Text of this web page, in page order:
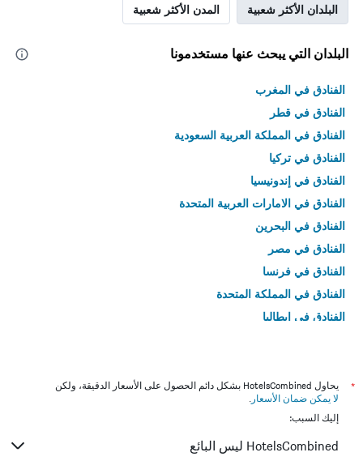
البلدان الأكثر شعبية المدن الأكثر شعبية
البلدان التي يبحث عنها مستخدمونا
الفنادق في المغرب
الفنادق في قطر
الفنادق في المملكة العربية السعودية
الفنادق في تركيا
الفنادق في إندونيسيا
الفنادق في الامارات العربية المتحدة
الفنادق في البحرين
الفنادق في مصر
الفنادق في فرنسا
الفنادق في المملكة المتحدة
الفنادق في إيطاليا
*
يحاول HotelsCombined بشكل دائم الحصول على الأسعار الدقيقة، ولكن
لا يمكن ضمان الأسعار .
إليك السبب:
HotelsCombined ليس البائع